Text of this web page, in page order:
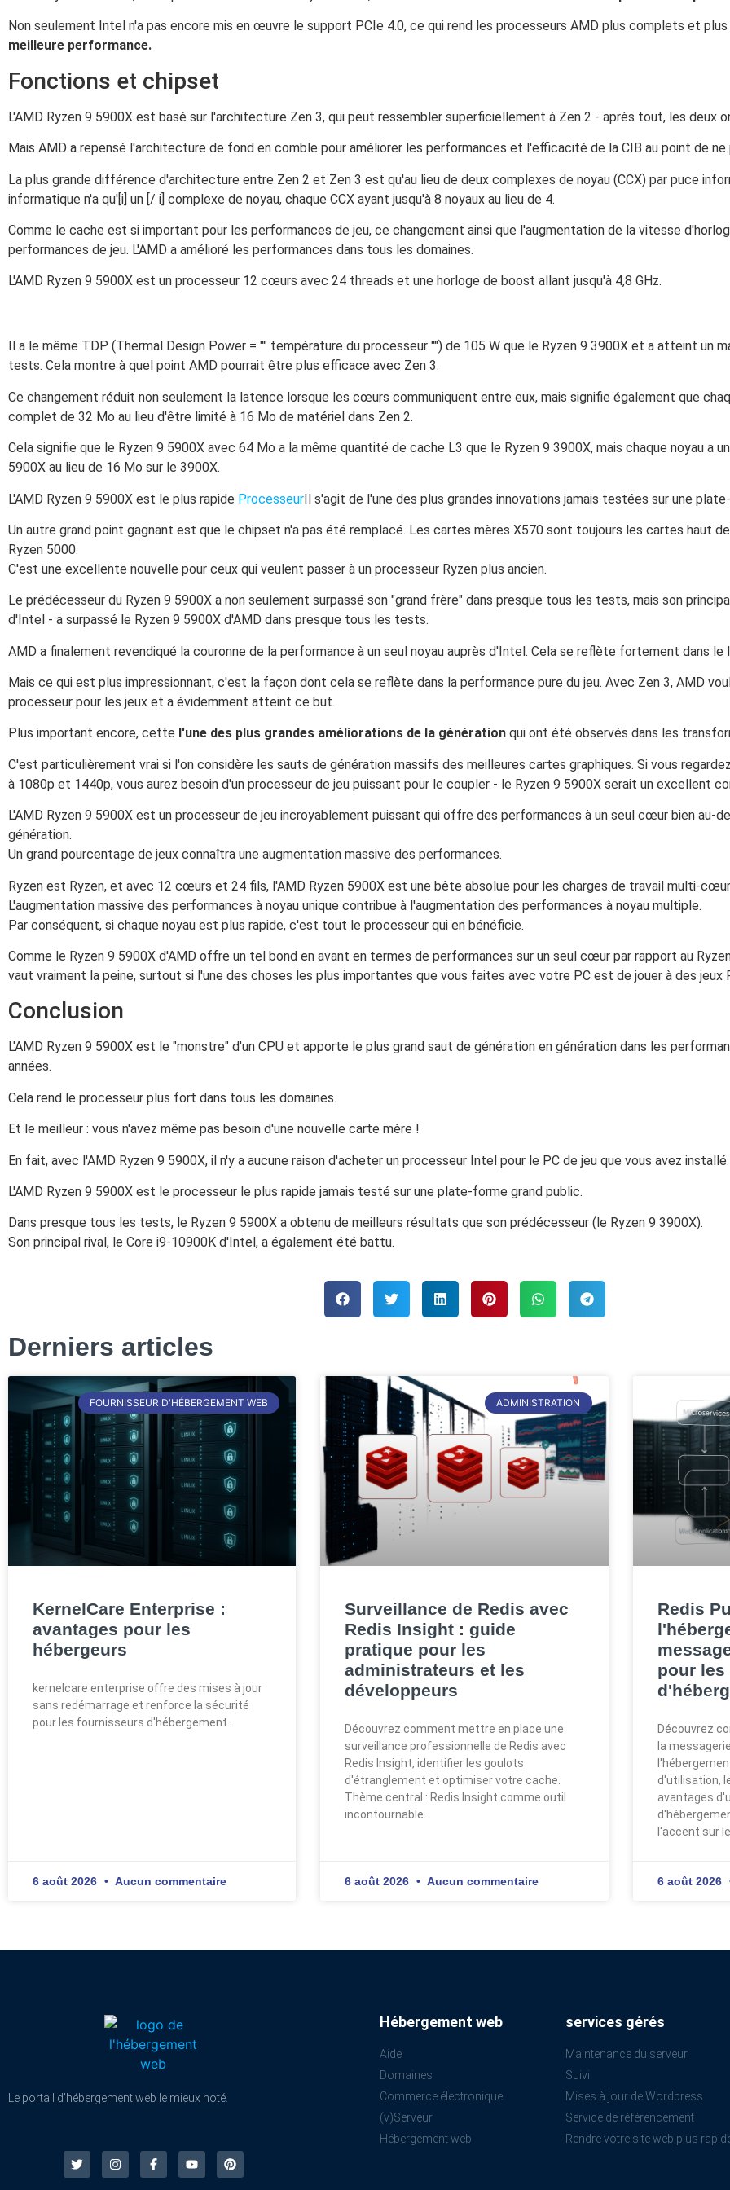
Non seulement Intel n'a pas encore mis en œuvre le support PCIe 4.0, ce qui rend les processeurs AMD plus complets et
meilleure performance.
Fonctions et chipset
L'AMD Ryzen 9 5900X est basé sur l'architecture Zen 3, qui peut ressembler superficiellement à Zen 2 - après tout, les deux
Mais AMD a repensé l'architecture de fond en comble pour améliorer les performances et l'efficacité de la CIB au point de ne
La plus grande différence d'architecture entre Zen 2 et Zen 3 est qu'au lieu de deux complexes de noyau (CCX) par puce
informatique n'a qu'[i] un [/ i] complexe de noyau, chaque CCX ayant jusqu'à 8 noyaux au lieu de 4.
Comme le cache est si important pour les performances de jeu, ce changement ainsi que l'augmentation de la vitesse
performances de jeu. L'AMD a amélioré les performances dans tous les domaines.
L'AMD Ryzen 9 5900X est un processeur 12 cœurs avec 24 threads et une horloge de boost allant jusqu'à 4,8 GHz.
Il a le même TDP (Thermal Design Power = "" température du processeur "") de 105 W que le Ryzen 9 3900X et a atteint un
tests. Cela montre à quel point AMD pourrait être plus efficace avec Zen 3.
Ce changement réduit non seulement la latence lorsque les cœurs communiquent entre eux, mais signifie également que
complet de 32 Mo au lieu d'être limité à 16 Mo de matériel dans Zen 2.
Cela signifie que le Ryzen 9 5900X avec 64 Mo a la même quantité de cache L3 que le Ryzen 9 3900X, mais chaque noyau a
5900X au lieu de 16 Mo sur le 3900X.
L'AMD Ryzen 9 5900X est le plus rapide ProcesseurIl s'agit de l'une des plus grandes innovations jamais testées sur une
Un autre grand point gagnant est que le chipset n'a pas été remplacé. Les cartes mères X570 sont toujours les cartes haut
Ryzen 5000.
C'est une excellente nouvelle pour ceux qui veulent passer à un processeur Ryzen plus ancien.
Le prédécesseur du Ryzen 9 5900X a non seulement surpassé son "grand frère" dans presque tous les tests, mais son
d'Intel - a surpassé le Ryzen 9 5900X d'AMD dans presque tous les tests.
AMD a finalement revendiqué la couronne de la performance à un seul noyau auprès d'Intel. Cela se reflète fortement dans
Mais ce qui est plus impressionnant, c'est la façon dont cela se reflète dans la performance pure du jeu. Avec Zen 3, AMD
processeur pour les jeux et a évidemment atteint ce but.
Plus important encore, cette l'une des plus grandes améliorations de la génération qui ont été observés dans les
C'est particulièrement vrai si l'on considère les sauts de génération massifs des meilleures cartes graphiques. Si vous
à 1080p et 1440p, vous aurez besoin d'un processeur de jeu puissant pour le coupler - le Ryzen 9 5900X serait un excellent
L'AMD Ryzen 9 5900X est un processeur de jeu incroyablement puissant qui offre des performances à un seul cœur bien au-
génération.
Un grand pourcentage de jeux connaîtra une augmentation massive des performances.
Ryzen est Ryzen, et avec 12 cœurs et 24 fils, l'AMD Ryzen 5900X est une bête absolue pour les charges de travail multi-
L'augmentation massive des performances à noyau unique contribue à l'augmentation des performances à noyau multiple.
Par conséquent, si chaque noyau est plus rapide, c'est tout le processeur qui en bénéficie.
Comme le Ryzen 9 5900X d'AMD offre un tel bond en avant en termes de performances sur un seul cœur par rapport au
vaut vraiment la peine, surtout si l'une des choses les plus importantes que vous faites avec votre PC est de jouer à des jeux
Conclusion
L'AMD Ryzen 9 5900X est le "monstre" d'un CPU et apporte le plus grand saut de génération en génération dans les
années.
Cela rend le processeur plus fort dans tous les domaines.
Et le meilleur : vous n'avez même pas besoin d'une nouvelle carte mère !
En fait, avec l'AMD Ryzen 9 5900X, il n'y a aucune raison d'acheter un processeur Intel pour le PC de jeu que vous avez installé.
L'AMD Ryzen 9 5900X est le processeur le plus rapide jamais testé sur une plate-forme grand public.
Dans presque tous les tests, le Ryzen 9 5900X a obtenu de meilleurs résultats que son prédécesseur (le Ryzen 9 3900X).
Son principal rival, le Core i9-10900K d'Intel, a également été battu.
Derniers articles
FOURNISSEUR D'HÉBERGEMENT WEB
KernelCare Enterprise :
avantages pour les
hébergeurs
kernelcare enterprise offre des mises à jour
sans redémarrage et renforce la sécurité
pour les fournisseurs d'hébergement.
6 août 2026 Aucun commentaire
ADMINISTRATION
Surveillance de Redis avec
Redis Insight : guide
pratique pour les
administrateurs et les
développeurs
Découvrez comment mettre en place une
surveillance professionnelle de Redis avec
Redis Insight, identifier les goulots
d'étranglement et optimiser votre cache.
Thème central : Redis Insight comme outil
incontournable.
6 août 2026 Aucun commentaire
Redis
pour
Découvrez
la
d'utilisation,
avantages
l'accent sur
6 août 2026
Le portail d'hébergement web le mieux noté.
Hébergement web
Aide
Domaines
Commerce électronique
(v)Serveur
Hébergement web
services gérés
Maintenance du serveur
Suivi
Mises à jour de Wordpress
Service de référencement
Rendre votre site web plus